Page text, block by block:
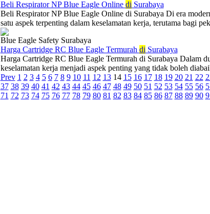
Beli Respirator NP Blue Eagle Online di Surabaya
Beli Respirator NP Blue Eagle Online di Surabaya Di era
satu aspek terpenting dalam keselamatan kerja, terutama bagi
Blue Eagle Safety Surabaya
Harga Cartridge RC Blue Eagle Termurah di Surabaya
Harga Cartridge RC Blue Eagle Termurah di Surabaya Dalam
keselamatan kerja menjadi aspek penting yang tidak boleh
Prev 1 2 3 4 5 6 7 8 9 10 11 12 13 14 15 16 17 18 19 20 21 22
37 38 39 40 41 42 43 44 45 46 47 48 49 50 51 52 53 54 55 56
71 72 73 74 75 76 77 78 79 80 81 82 83 84 85 86 87 88 89 90